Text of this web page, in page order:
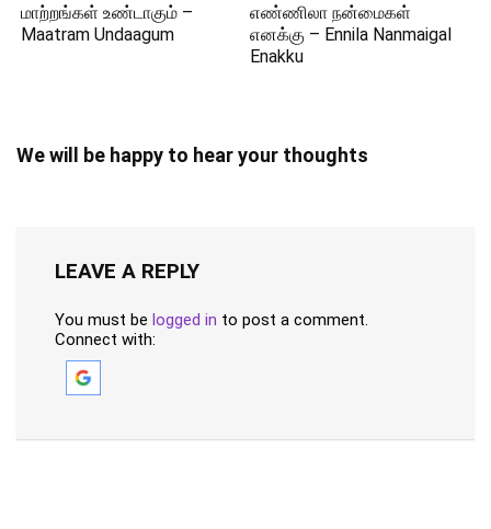
மாற்றங்கள் உண்டாகும் –
Maatram Undaagum
எண்ணிலா நன்மைகள்
எனக்கு – Ennila Nanmaigal
Enakku
We will be happy to hear your thoughts
LEAVE A REPLY
You must be logged in to post a comment.
Connect with: